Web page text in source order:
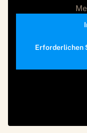
Erforderlichen